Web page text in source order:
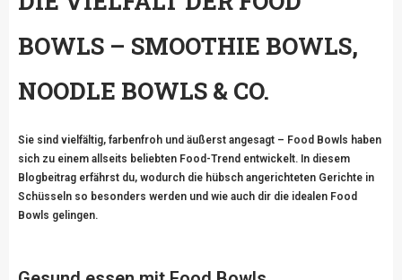
BOWLS – SMOOTHIE BOWLS,
NOODLE BOWLS & CO.
Sie sind vielfältig, farbenfroh und äußerst angesagt – Food Bowls haben
sich zu einem allseits beliebten Food-Trend entwickelt. In diesem
Blogbeitrag erfährst du, wodurch die hübsch angerichteten Gerichte in
Schüsseln so besonders werden und wie auch dir die idealen Food
Bowls gelingen.